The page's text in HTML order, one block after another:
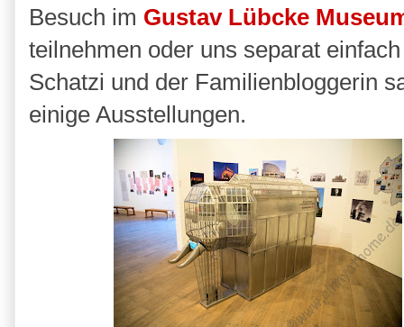
Besuch im Gustav Lübcke
teilnehmen oder uns separat
Schatzi und der Familienbloggerin
einige Ausstellungen.